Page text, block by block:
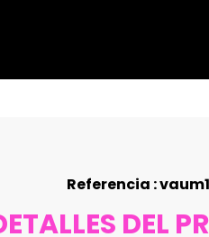
Referencia :
DEL